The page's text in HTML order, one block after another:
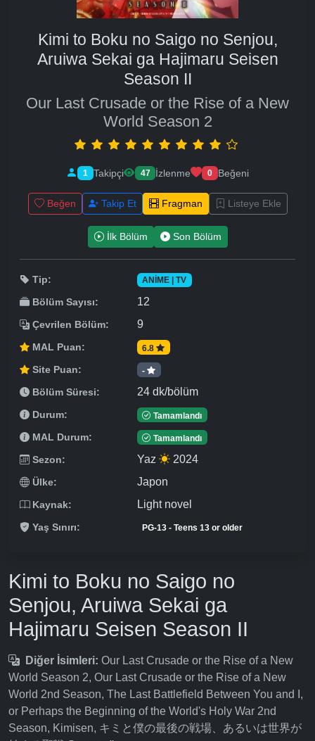
Kimi to Boku no Saigo no Senjou,
Aruiwa Sekai ga Hajimaru Seisen
Season II
Our Last Crusade or the Rise of a New
World Season 2
1 Takipçi 47 İzlenme 0 Beğeni
Beğen Takip Et Fragman Listeye Ekle
İlk Bölüm Son Bölüm
Tip: ANIME | TV
Bölüm Sayısı: 12
Çevrilen Bölüm: 9
MAL Puan: 6.8
Site Puan: -
Bölüm Süresi: 24 dk/bölüm
Durum: Tamamlandı
MAL Durum: Tamamlandı
Sezon: Yaz 2024
Ülke: Japon
Kaynak: Light novel
Yaş Sınırı: PG-13 - Teens 13 or older
Kimi to Boku no Saigo no
Senjou, Aruiwa Sekai ga
Hajimaru Seisen Season II
Diğer İsimleri: Our Last Crusade or the Rise of a New
World Season 2, Our Last Crusade or the Rise of a New
World 2nd Season, The Last Battlefield Between You and I,
or Perhaps the Beginning of the World's Holy War 2nd
Season, Kimisen, キミと僕の最後の戦場、あるいは世界が